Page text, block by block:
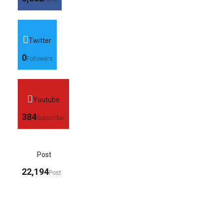
Twitter
0Followers
Youtube
384Subscriber
Post
22,194Post